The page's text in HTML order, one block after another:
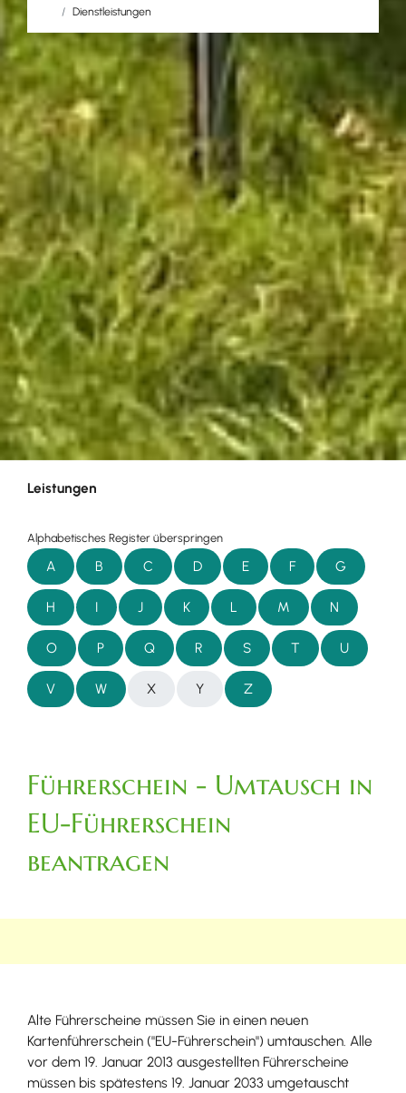
Dienstleistungen
Leistungen
Alphabetisches Register überspringen
A B C D E F G
H I J K L M N
O P Q R S T U
V W X Y Z
Führerschein - Umtausch in
EU-Führerschein
beantragen
Alte Führerscheine müssen Sie in einen neuen
Kartenführerschein ("EU-Führerschein") umtauschen. Alle
vor dem 19. Januar 2013 ausgestellten Führerscheine
müssen bis spätestens 19. Januar 2033 umgetauscht